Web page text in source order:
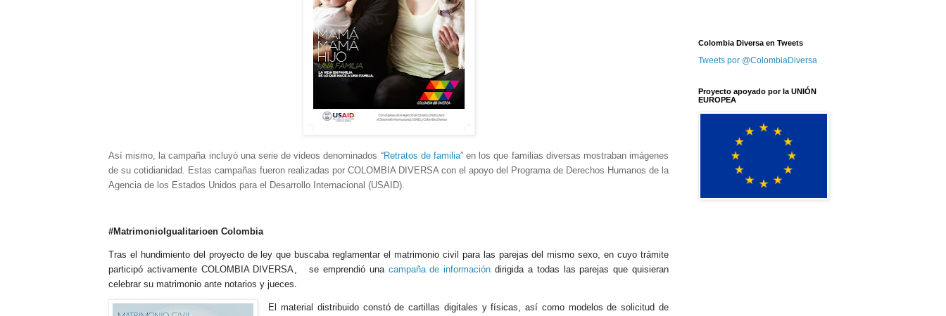
Así mismo, la campaña incluyó una serie de videos denominados “Retratos de familia” en los que familias diversas mostraban imágenes
de su cotidianidad. Estas campañas fueron realizadas por COLOMBIA DIVERSA con el apoyo del Programa de Derechos Humanos de la
Agencia de los Estados Unidos para el Desarrollo Internacional (USAID).
#MatrimonioIgualitarioen Colombia
Tras el hundimiento del proyecto de ley que buscaba reglamentar el matrimonio civil para las parejas del mismo sexo, en cuyo trámite
participó activamente COLOMBIA DIVERSA, se emprendió una campaña de información dirigida a todas las parejas que quisieran
celebrar su matrimonio ante notarios y jueces.
El material distribuido constó de cartillas digitales y físicas, así como modelos de solicitud de
Colombia Diversa en Tweets
Tweets por @ColombiaDiversa
Proyecto apoyado por la UNIÓN
EUROPEA